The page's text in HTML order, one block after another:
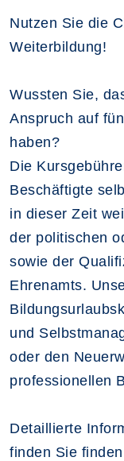
Nutzen Sie die
Weiterbildung!
Wussten Sie,
Anspruch auf
haben?
Die
Beschäftigte
in dieser Zeit
der politischen
sowie der
Ehrenamts.
und
oder den
professionellen
Detaillierte
finden Sie